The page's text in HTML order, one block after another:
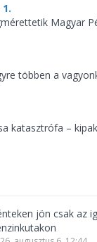
Magyar
többen a
katasztrófa –
jön csak az